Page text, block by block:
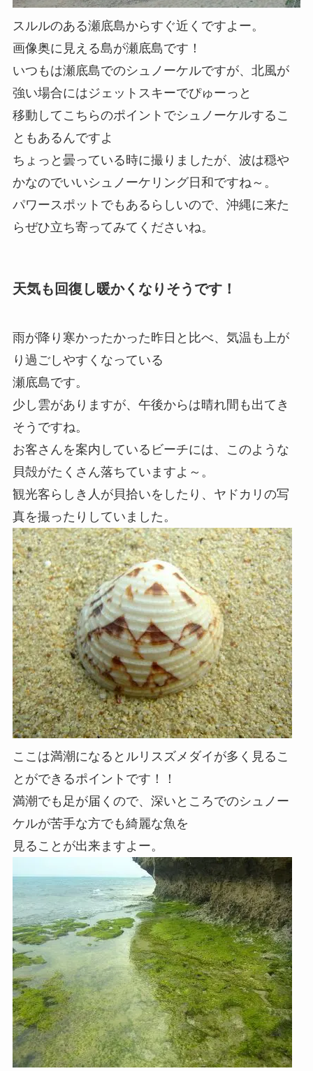
スルルのある瀬底島からすぐ近くですよー。
画像奥に見える島が瀬底島です！
いつもは瀬底島でのシュノーケルですが、北風が
強い場合にはジェットスキーでぴゅーっと
移動してこちらのポイントでシュノーケルするこ
ともあるんですよ
ちょっと曇っている時に撮りましたが、波は穏や
かなのでいいシュノーケリング日和ですね～。
パワースポットでもあるらしいので、沖縄に来た
らぜひ立ち寄ってみてくださいね。
天気も回復し暖かくなりそうです！
雨が降り寒かったかった昨日と比べ、気温も上が
り過ごしやすくなっている
瀬底島です。
少し雲がありますが、午後からは晴れ間も出てき
そうですね。
お客さんを案内しているビーチには、このような
貝殻がたくさん落ちていますよ～。
観光客らしき人が貝拾いをしたり、ヤドカリの写
真を撮ったりしていました。
ここは満潮になるとルリスズメダイが多く見るこ
とができるポイントです！！
満潮でも足が届くので、深いところでのシュノー
ケルが苦手な方でも綺麗な魚を
見ることが出来ますよー。